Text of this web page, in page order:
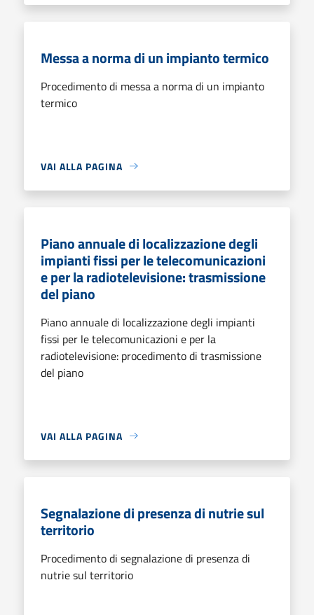
Messa a norma di un impianto termico
Procedimento di messa a norma di un impianto
termico
VAI ALLA PAGINA
Piano annuale di localizzazione degli
impianti fissi per le telecomunicazioni
e per la radiotelevisione: trasmissione
del piano
Piano annuale di localizzazione degli impianti
fissi per le telecomunicazioni e per la
radiotelevisione: procedimento di trasmissione
del piano
VAI ALLA PAGINA
Segnalazione di presenza di nutrie sul
territorio
Procedimento di segnalazione di presenza di
nutrie sul territorio